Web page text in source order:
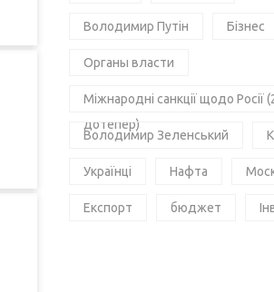
Володимир Путін Бізнес
Органы власти
Міжнародні санкції щодо Росії
дотепер)
Володимир Зеленський
Українці Нафта
Експорт бюджет